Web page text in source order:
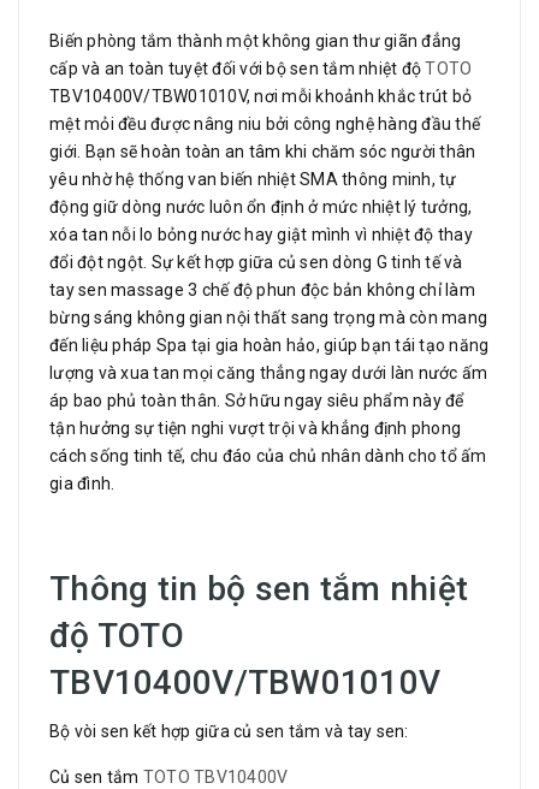
Biến phòng tắm thành một không gian thư giãn đẳng
cấp và an toàn tuyệt đối với bộ sen tắm nhiệt độTOTO
TBV10400V/TBW01010V, nơi mỗi khoảnh khắc trút bỏ
mệt mỏi đều được nâng niu bởi công nghệ hàng đầu thế
giới. Bạn sẽ hoàn toàn an tâm khi chăm sóc người thân
yêu nhờ hệ thống van biến nhiệt SMA thông minh, tự
động giữ dòng nước luôn ổn định ở mức nhiệt lý tưởng,
xóa tan nỗi lo bỏng nước hay giật mình vì nhiệt độ thay
đổi đột ngột. Sự kết hợp giữa củ sen dòng G tinh tế và
tay sen massage 3 chế độ phun độc bản không chỉ làm
bừng sáng không gian nội thất sang trọng mà còn mang
đến liệu pháp Spa tại gia hoàn hảo, giúp bạn tái tạo năng
lượng và xua tan mọi căng thẳng ngay dưới làn nước ấm
áp bao phủ toàn thân. Sở hữu ngay siêu phẩm này để
tận hưởng sự tiện nghi vượt trội và khẳng định phong
cách sống tinh tế, chu đáo của chủ nhân dành cho tổ ấm
gia đình.
Thông tin bộ sen tắm nhiệt
độ TOTO
TBV10400V/TBW01010V
Bộ vòi sen kết hợp giữa củ sen tắm và tay sen:
Củ sen tắm TOTO TBV10400V